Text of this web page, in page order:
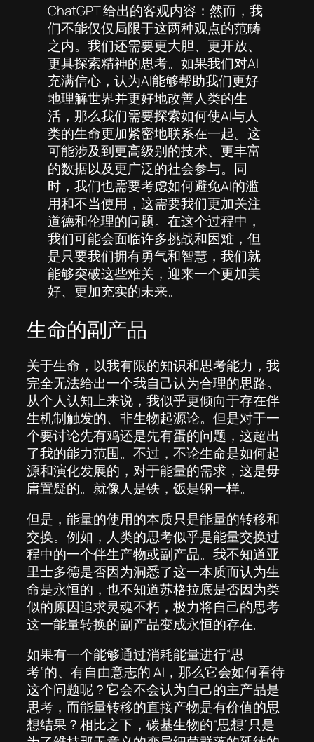
ChatGPT 给出的客观内容：然而，我
们不能仅仅局限于这两种观点的范畴
之内。我们还需要更大胆、更开放、
更具探索精神的思考。如果我们对AI
充满信心，认为AI能够帮助我们更好
地理解世界并更好地改善人类的生
活，那么我们需要探索如何使AI与人
类的生命更加紧密地联系在一起。这
可能涉及到更高级别的技术、更丰富
的数据以及更广泛的社会参与。同
时，我们也需要考虑如何避免AI的滥
用和不当使用，这需要我们更加关注
道德和伦理的问题。在这个过程中，
我们可能会面临许多挑战和困难，但
是只要我们拥有勇气和智慧，我们就
能够突破这些难关，迎来一个更加美
好、更加充实的未来。
生命的副产品
关于生命，以我有限的知识和思考能力，我
完全无法给出一个我自己认为合理的思路。
从个人认知上来说，我似乎更倾向于存在伴
生机制触发的、非生物起源论。但是对于一
个要讨论先有鸡还是先有蛋的问题，这超出
了我的能力范围。不过，不论生命是如何起
源和演化发展的，对于能量的需求，这是毋
庸置疑的。就像人是铁，饭是钢一样。
但是，能量的使用的本质只是能量的转移和
交换。例如，人类的思考似乎是能量交换过
程中的一个伴生产物或副产品。我不知道亚
里士多德是否因为洞悉了这一本质而认为生
命是永恒的，也不知道苏格拉底是否因为类
似的原因追求灵魂不朽，极力将自己的思考
这一能量转换的副产品变成永恒的存在。
如果有一个能够通过消耗能量进行“思
考”的、有自由意志的 AI，那么它会如何看待
这个问题呢？它会不会认为自己的主产品是
思考，而能量转移的直接产物是有价值的思
想结果？相比之下，碳基生物的“思想”只是